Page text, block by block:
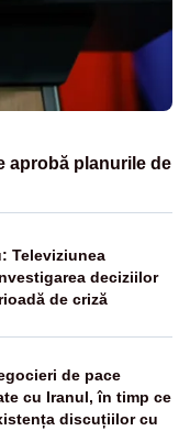
aprobă planurile de
Televiziunea
deciziilor
de criză
de pace
cu Iranul, în timp ce
discuțiilor cu